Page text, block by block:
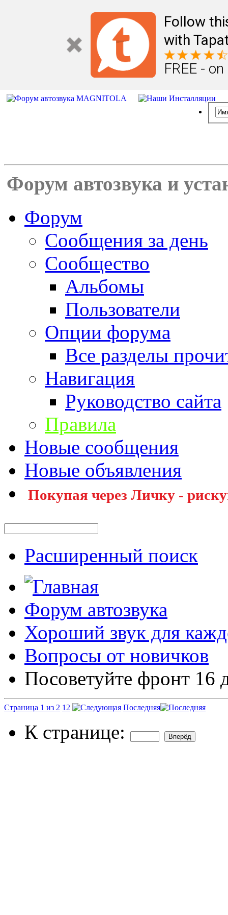
Follow
with
FREE -
Форум автозвука и
Форум
Сообщения за день
Сообщество
Альбомы
Пользователи
Опции форума
Все разделы
Навигация
Руководство сайта
Правила
Новые сообщения
Новые объявления
Покупая через Личку -
Расширенный поиск
Форум автозвука
Хороший звук для
Вопросы от новичков
Посоветуйте фронт 16
Страница 1 из 2 1 2 Последняя
К странице: